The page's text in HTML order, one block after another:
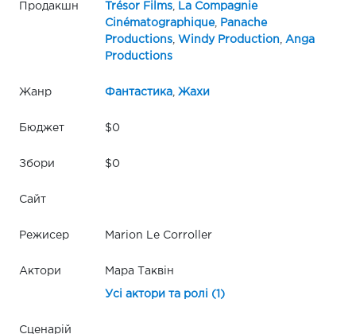
Продакшн Trésor Films,
La Compagnie
Cinématographique,
Panache
Productions, Windy Production
Anga
Productions
Жанр Фантастика, Жахи
Бюджет $0
Збори $0
Сайт
Режисер Marion Le Corroller
Актори Мара Таквін
Усі актори та ролі (1)
Сценарій